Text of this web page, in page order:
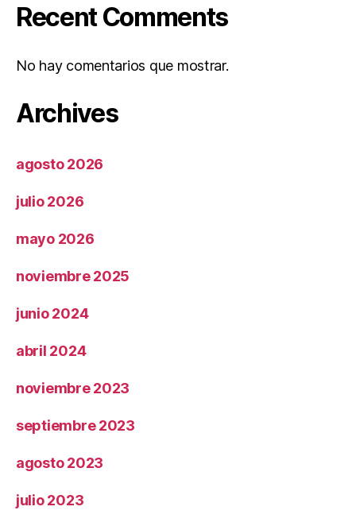
Recent Comments
No hay comentarios que mostrar.
Archives
agosto 2026
julio 2026
mayo 2026
noviembre 2025
junio 2024
abril 2024
noviembre 2023
septiembre 2023
agosto 2023
julio 2023